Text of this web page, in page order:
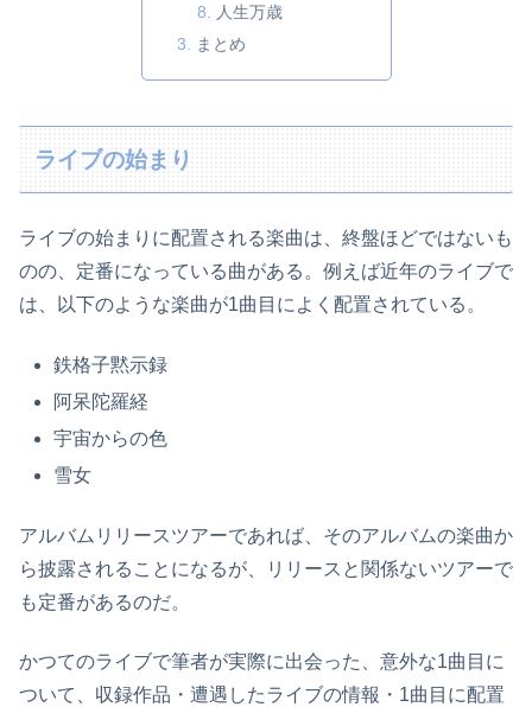
人生万歳
まとめ
ライブの始まり
ライブの始まりに配置される楽曲は、終盤ほどではないも
のの、定番になっている曲がある。例えば近年のライブで
は、以下のような楽曲が1曲目によく配置されている。
鉄格子黙示録
阿呆陀羅経
宇宙からの色
雪女
アルバムリリースツアーであれば、そのアルバムの楽曲か
ら披露されることになるが、リリースと関係ないツアーで
も定番があるのだ。
かつてのライブで筆者が実際に出会った、意外な1曲目に
ついて、収録作品・遭遇したライブの情報・1曲目に配置